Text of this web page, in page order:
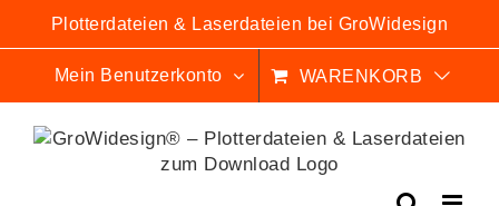
springen
Plotterdateien & Laserdateien bei GroWidesign
Mein Benutzerkonto WARENKORB